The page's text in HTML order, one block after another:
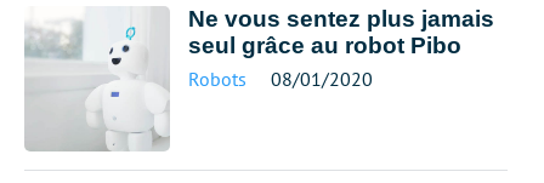
Ne vous sentez plus jamais
seul grâce au robot Pibo
Robots 08/01/2020